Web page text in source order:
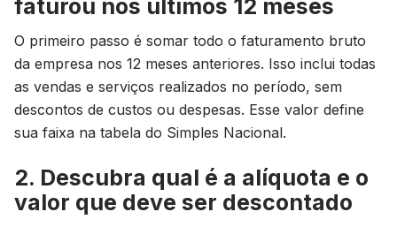
faturou nos últimos 12 meses
O primeiro passo é somar todo o faturamento bruto
da empresa nos 12 meses anteriores. Isso inclui todas
as vendas e serviços realizados no período, sem
descontos de custos ou despesas. Esse valor define
sua faixa na tabela do Simples Nacional.
2. Descubra qual é a alíquota e o
valor que deve ser descontado